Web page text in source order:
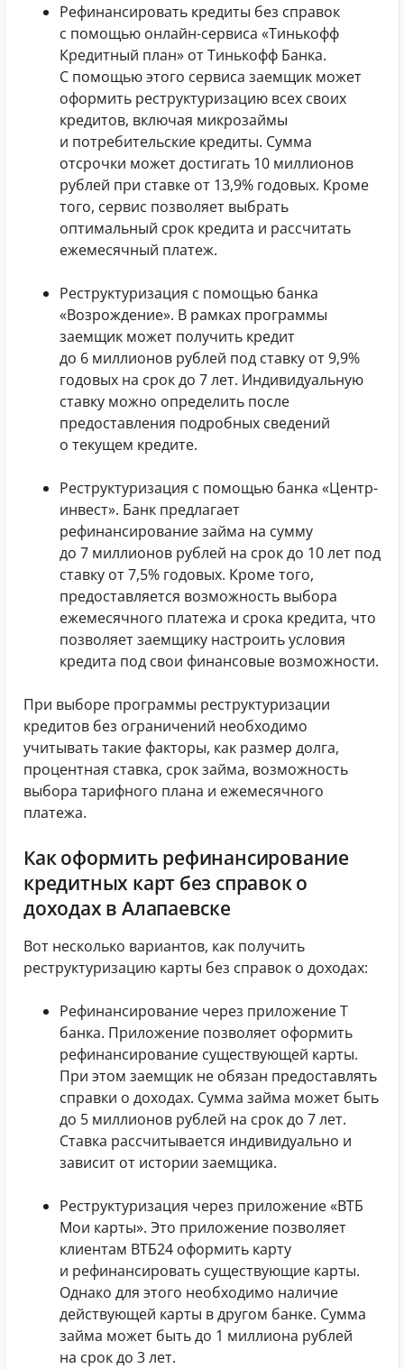
Рефинансировать кредиты без справок
с помощью онлайн-сервиса «Тинькофф
Кредитный план» от Тинькофф Банка.
С помощью этого сервиса заемщик может
оформить реструктуризацию всех своих
кредитов, включая микрозаймы
и потребительские кредиты. Сумма
отсрочки может достигать 10 миллионов
рублей при ставке от 13,9% годовых. Кроме
того, сервис позволяет выбрать
оптимальный срок кредита и рассчитать
ежемесячный платеж.
Реструктуризация с помощью банка
«Возрождение». В рамках программы
заемщик может получить кредит
до 6 миллионов рублей под ставку от 9,9%
годовых на срок до 7 лет. Индивидуальную
ставку можно определить после
предоставления подробных сведений
о текущем кредите.
Реструктуризация с помощью банка «Центр-
инвест». Банк предлагает
рефинансирование займа на сумму
до 7 миллионов рублей на срок до 10 лет под
ставку от 7,5% годовых. Кроме того,
предоставляется возможность выбора
ежемесячного платежа и срока кредита, что
позволяет заемщику настроить условия
кредита под свои финансовые возможности.
При выборе программы реструктуризации
кредитов без ограничений необходимо
учитывать такие факторы, как размер долга,
процентная ставка, срок займа, возможность
выбора тарифного плана и ежемесячного
платежа.
Как оформить рефинансирование
кредитных карт без справок о
доходах в Алапаевске
Вот несколько вариантов, как получить
реструктуризацию карты без справок о доходах:
Рефинансирование через приложение Т
банка. Приложение позволяет оформить
рефинансирование существующей карты.
При этом заемщик не обязан предоставлять
справки о доходах. Сумма займа может быть
до 5 миллионов рублей на срок до 7 лет.
Ставка рассчитывается индивидуально и
зависит от истории заемщика.
Реструктуризация через приложение «ВТБ
Мои карты». Это приложение позволяет
клиентам ВТБ24 оформить карту
и рефинансировать существующие карты.
Однако для этого необходимо наличие
действующей карты в другом банке. Сумма
займа может быть до 1 миллиона рублей
на срок до 3 лет.